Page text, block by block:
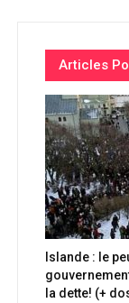
Articles
Islande : le
la dette! (+